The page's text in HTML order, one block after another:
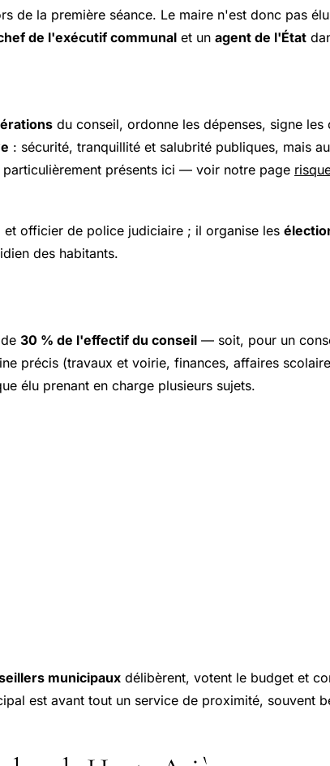
de la première séance. Le maire n'est donc pas
de l'exécutif communal et un agent de l'État
du conseil, ordonne les dépenses, signe
: sécurité, tranquillité et salubrité publiques, mais
présents ici — voir notre page
officier de police judiciaire ; il organise les
des habitants.
30 % de l'effectif du conseil — soit, pour un
précis (travaux et voirie, finances, affaires
élu prenant en charge plusieurs sujets.
municipaux délibèrent, votent le budget et
est avant tout un service de proximité, souvent